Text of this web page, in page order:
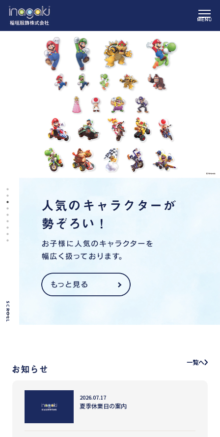
SCROLL
一覧へ
2026.07.17
夏季休業日の案内